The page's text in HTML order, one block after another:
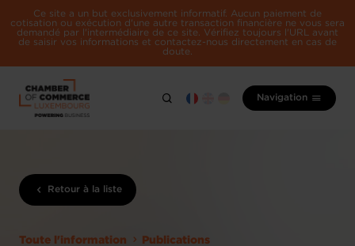
Ce site a un but exclusivement informatif. Aucun paiement de
cotisation ou exécution d'une autre transaction financière ne vous sera
demandé par l'intermédiaire de ce site. Vérifiez toujours l'URL avant
de saisir vos informations et contactez-nous directement en cas de
doute.
Navigation
Retour à la liste
Toute l'information Publications